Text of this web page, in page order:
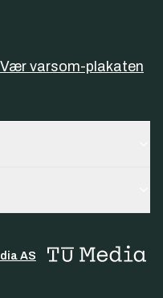
Vær varsom-plakaten
AS